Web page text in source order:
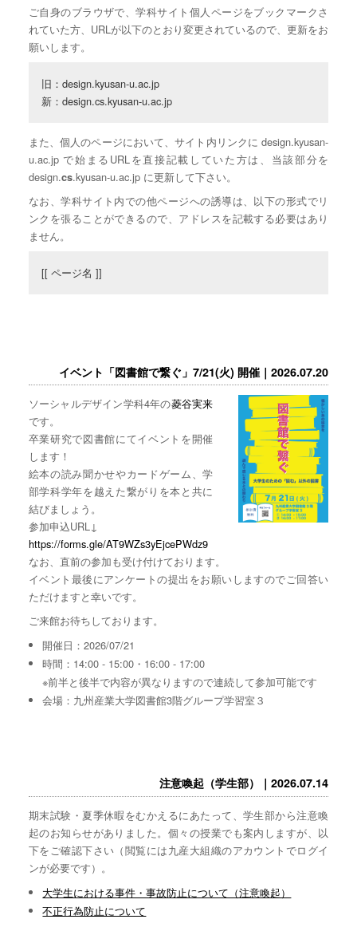
ご自身のブラウザで、学科サイト個人ページをブックマークさ
れていた方、URLが以下のとおり変更されているので、更新をお
願いします。
旧：design.kyusan-u.ac.jp
新：design.cs.kyusan-u.ac.jp
また、個人のページにおいて、サイト内リンクに design.kyusan-
u.ac.jp で始まるURLを直接記載していた方は、当該部分を
design.cs.kyusan-u.ac.jp に更新して下さい。
なお、学科サイト内での他ページへの誘導は、以下の形式でリ
ンクを張ることができるので、アドレスを記載する必要はあり
ません。
[[ ページ名 ]]
イベント「図書館で繋ぐ」7/21(火) 開催｜2026.07.20
ソーシャルデザイン学科4年の菱谷実来
です。
卒業研究で図書館にてイベントを開催
します！
絵本の読み聞かせやカードゲーム、学
部学科学年を越えた繋がりを本と共に
結びましょう。
参加申込URL↓
https://forms.gle/AT9WZs3yEjcePWdz9
なお、直前の参加も受け付けております。
イベント最後にアンケートの提出をお願いしますのでご回答い
ただけますと幸いです。
ご来館お待ちしております。
開催日：2026/07/21
時間：14:00 - 15:00・16:00 - 17:00
※前半と後半で内容が異なりますので連続して参加可能です
会場：九州産業大学図書館3階グループ学習室３
注意喚起（学生部）｜2026.07.14
期末試験・夏季休暇をむかえるにあたって、学生部から注意喚
起のお知らせがありました。個々の授業でも案内しますが、以
下をご確認下さい（閲覧には九産大組織のアカウントでログイ
ンが必要です）。
大学生における事件・事故防止について（注意喚起）
不正行為防止について